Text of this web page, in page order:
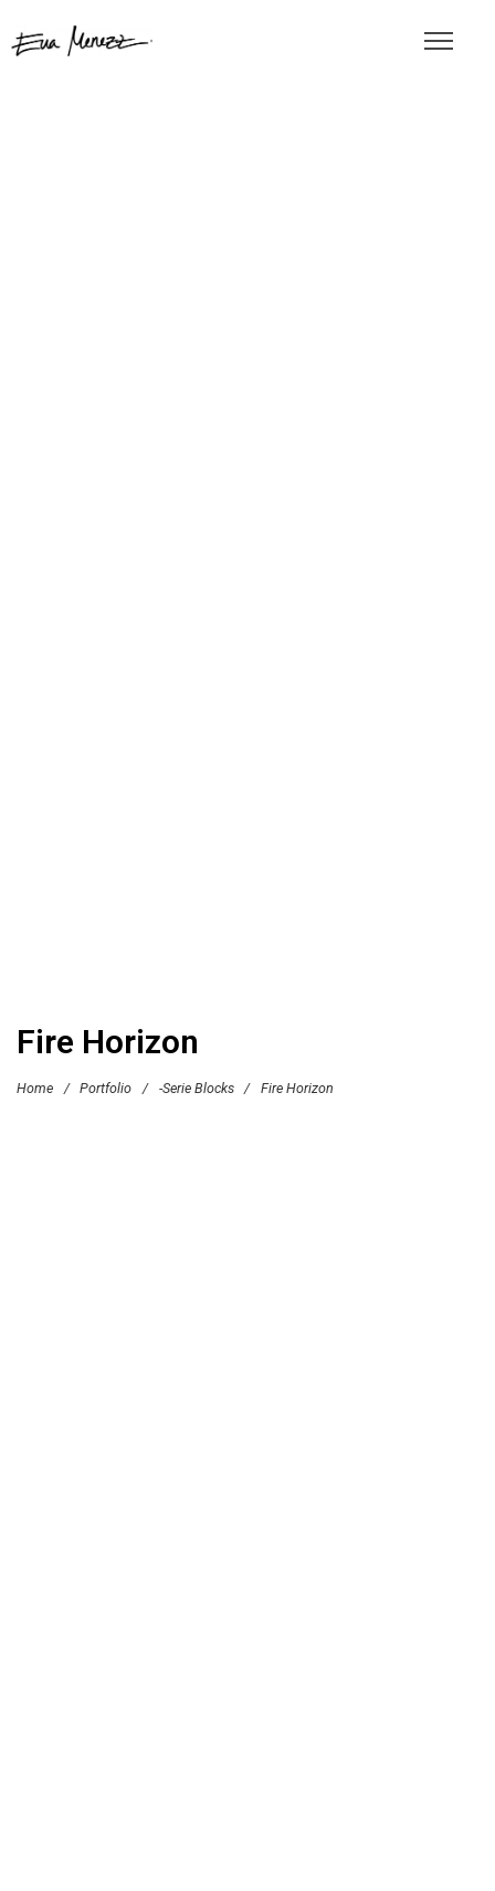
Fire Horizon
Home / Portfolio / -Serie Blocks / Fire Horizon